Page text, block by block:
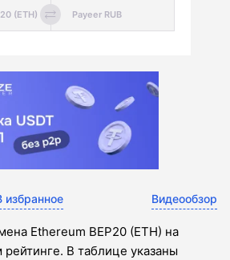
избранное Видеообзор
Ethereum BEP20 (ETH) на
В таблице указаны